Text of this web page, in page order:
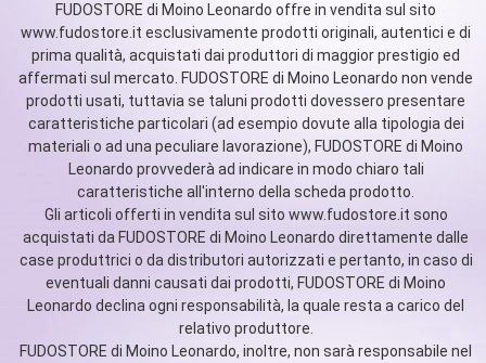
FUDOSTORE di Moino Leonardo offre in vendita sul sito
www.fudostore.it esclusivamente prodotti originali, autentici e di
prima qualità, acquistati dai produttori di maggior prestigio ed
affermati sul mercato. FUDOSTORE di Moino Leonardo non vende
prodotti usati, tuttavia se taluni prodotti dovessero presentare
caratteristiche particolari (ad esempio dovute alla tipologia dei
materiali o ad una peculiare lavorazione), FUDOSTORE di Moino
Leonardo provvederà ad indicare in modo chiaro tali
caratteristiche all'interno della scheda prodotto.
Gli articoli offerti in vendita sul sito www.fudostore.it sono
acquistati da FUDOSTORE di Moino Leonardo direttamente dalle
case produttrici o da distributori autorizzati e pertanto, in caso di
eventuali danni causati dai prodotti, FUDOSTORE di Moino
Leonardo declina ogni responsabilità, la quale resta a carico del
relativo produttore.
FUDOSTORE di Moino Leonardo, inoltre, non sarà responsabile nel